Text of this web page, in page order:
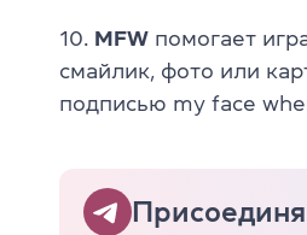
10. MFW помогает
смайлик, фото или
подписью my face